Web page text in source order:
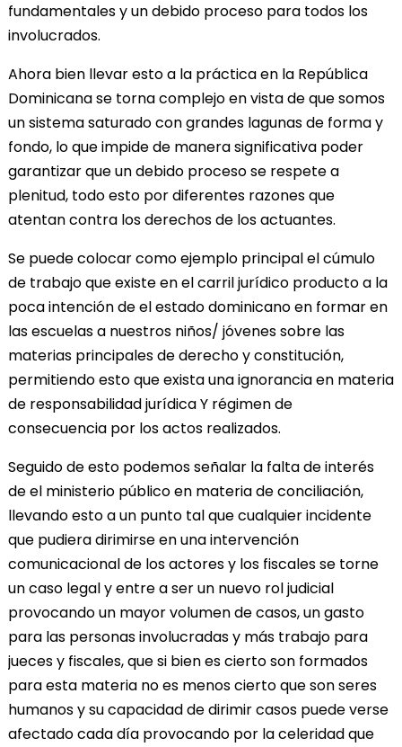
fundamentales y un debido proceso para todos los
involucrados.
Ahora bien llevar esto a la práctica en la República
Dominicana se torna complejo en vista de que somos
un sistema saturado con grandes lagunas de forma y
fondo, lo que impide de manera significativa poder
garantizar que un debido proceso se respete a
plenitud, todo esto por diferentes razones que
atentan contra los derechos de los actuantes.
Se puede colocar como ejemplo principal el cúmulo
de trabajo que existe en el carril jurídico producto a la
poca intención de el estado dominicano en formar en
las escuelas a nuestros niños/ jóvenes sobre las
materias principales de derecho y constitución,
permitiendo esto que exista una ignorancia en materia
de responsabilidad jurídica Y régimen de
consecuencia por los actos realizados.
Seguido de esto podemos señalar la falta de interés
de el ministerio público en materia de conciliación,
llevando esto a un punto tal que cualquier incidente
que pudiera dirimirse en una intervención
comunicacional de los actores y los fiscales se torne
un caso legal y entre a ser un nuevo rol judicial
provocando un mayor volumen de casos, un gasto
para las personas involucradas y más trabajo para
jueces y fiscales, que si bien es cierto son formados
para esta materia no es menos cierto que son seres
humanos y su capacidad de dirimir casos puede verse
afectado cada día provocando por la celeridad que